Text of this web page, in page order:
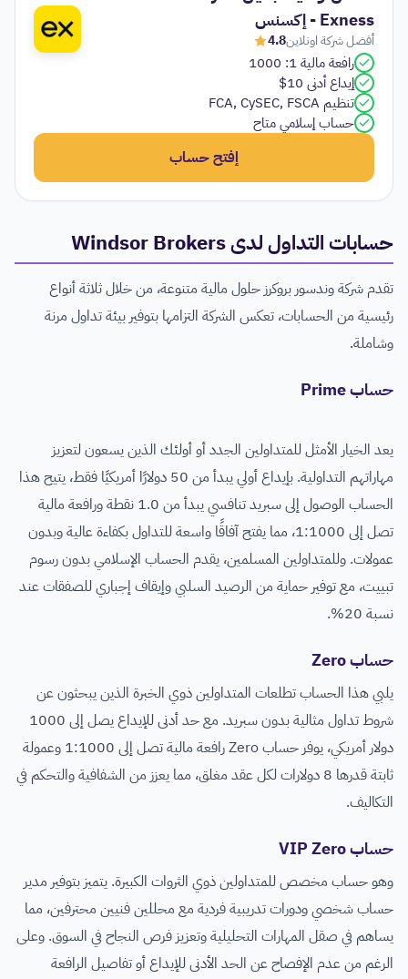
Exness - إكسنس
أفضل شركة اونلاين4.8
رافعة مالية 1: 1000
إيداع أدنى 10$
تنظيم FCA, CySEC, FSCA
حساب إسلامي متاح
إفتح حساب
حسابات التداول لدى Windsor Brokers
تقدم شركة وندسور بروكرز حلول مالية متنوعة، من خلال ثلاثة أنواع
رئيسية من الحسابات، تعكس الشركة التزامها بتوفير بيئة تداول مرنة
وشاملة.
حساب Prime
يعد الخيار الأمثل للمتداولين الجدد أو أولئك الذين يسعون لتعزيز
مهاراتهم التداولية. بإيداع أولي يبدأ من 50 دولارًا أمريكيًا فقط، يتيح هذا
الحساب الوصول إلى سبريد تنافسي يبدأ من 1.0 نقطة ورافعة مالية
تصل إلى 1:1000، مما يفتح آفاقًا واسعة للتداول بكفاءة عالية وبدون
عمولات. وللمتداولين المسلمين، يقدم الحساب الإسلامي بدون رسوم
تبييت، مع توفير حماية من الرصيد السلبي وإيقاف إجباري للصفقات عند
نسبة 20%.
حساب Zero
يلبي هذا الحساب تطلعات المتداولين ذوي الخبرة الذين يبحثون عن
شروط تداول مثالية بدون سبريد. مع حد أدنى للإيداع يصل إلى 1000
دولار أمريكي، يوفر حساب Zero رافعة مالية تصل إلى 1:1000 وعمولة
ثابتة قدرها 8 دولارات لكل عقد مغلق، مما يعزز من الشفافية والتحكم في
التكاليف.
حساب VIP Zero
وهو حساب مخصص للمتداولين ذوي الثروات الكبيرة. يتميز بتوفير مدير
حساب شخصي ودورات تدريبية فردية مع محللين فنيين محترفين، مما
يساهم في صقل المهارات التحليلية وتعزيز فرص النجاح في السوق. وعلى
الرغم من عدم الإفصاح عن الحد الأدنى للإيداع أو تفاصيل الرافعة